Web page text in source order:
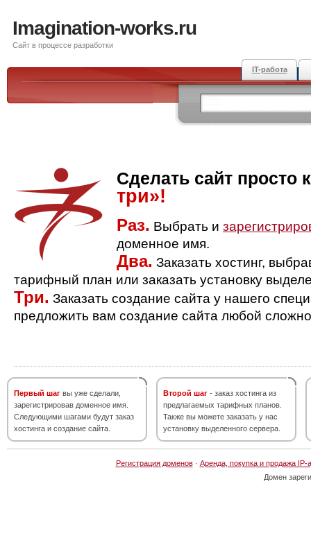
Imagination-works.ru
Сайт в процессе разработки
IT-работа
Сделать сайт просто
три»!
Раз. Выбрать и
доменное имя.
Два. Заказать хостинг,
тарифный план или заказать установку
Три. Заказать создание сайта у нашего
предложить вам создание сайта любой
Первый шаг вы уже сделали,
зарегистрировав доменное имя.
Следующими шагами будут заказ
хостинга и создание сайта.
Второй шаг - заказ хостинга из
предлагаемых тарифных планов.
Также вы можете заказать у нас
установку выделенного сервера.
Регистрация доменов· Аренда, покупка и продажа IP-
Домен